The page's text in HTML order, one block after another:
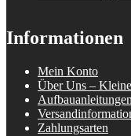
Informationen
Mein Konto
Über Uns –
Zahlungsarten